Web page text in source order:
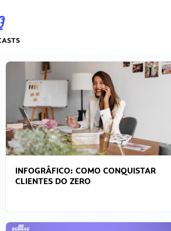
INFOGRÁFICO: COMO CONQUISTAR
CLIENTES DO ZERO